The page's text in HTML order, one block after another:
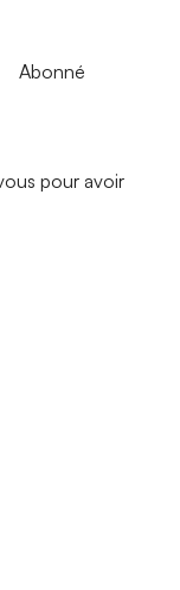
Abonné
pour avoir